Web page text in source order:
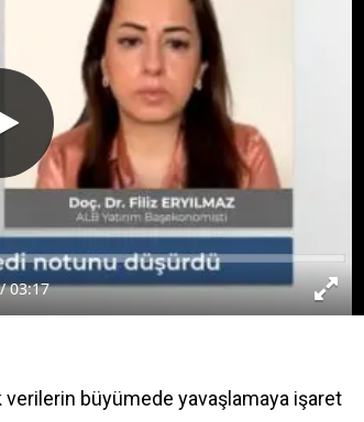
verilerin büyümede yavaşlamaya işaret